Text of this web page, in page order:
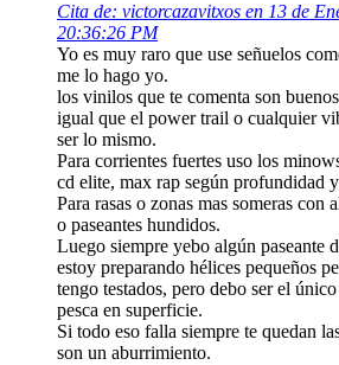
Cita de: victorcazavitxos en 13 de
20:36:26 PM
Yo es muy raro que use señuelos
me lo hago yo.
los vinilos que te comenta son
igual que el power trail o cualquier
ser lo mismo.
Para corrientes fuertes uso los
cd elite, max rap según profundidad
Para rasas o zonas mas someras con
o paseantes hundidos.
Luego siempre yebo algún paseante
estoy preparando hélices pequeños
tengo testados, pero debo ser el
pesca en superficie.
Si todo eso falla siempre te quedan
son un aburrimiento.